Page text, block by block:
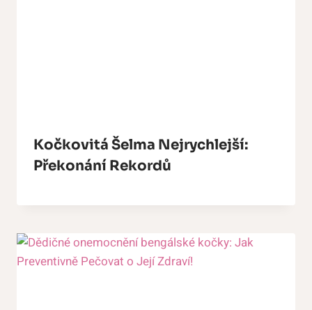
Kočkovitá Šelma Nejrychlejší:
Překonání Rekordů